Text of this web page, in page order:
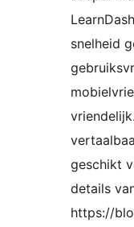
snelheid
geschikt
details
https://